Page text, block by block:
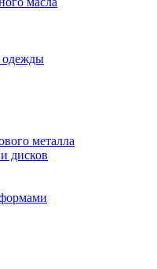
одежды
металла
дисков